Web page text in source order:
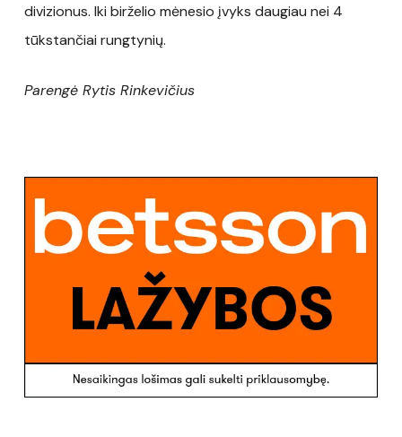
divizionus. Iki birželio mėnesio įvyks daugiau nei 4
tūkstančiai rungtynių.
Parengė Rytis Rinkevičius